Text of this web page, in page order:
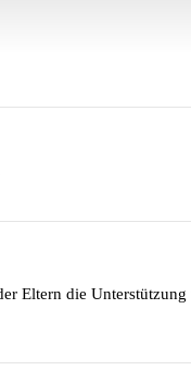
Eltern die Unterstützung